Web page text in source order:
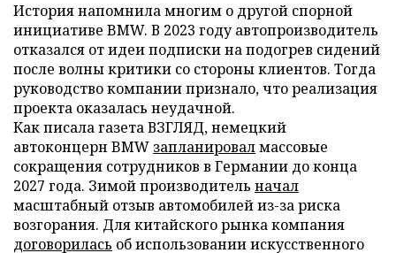
История напомнила многим о другой спорной
инициативе BMW. В 2023 году автопроизводитель
отказался от идеи подписки на подогрев сидений
после волны критики со стороны клиентов. Тогда
руководство компании признало, что реализация
проекта оказалась неудачной.
Как писала газета ВЗГЛЯД, немецкий
автоконцерн BMW запланировалмассовые
сокращения сотрудников в Германии до конца
2027 года. Зимой производитель начал
масштабный отзыв автомобилей из-за риска
возгорания. Для китайского рынка компания
договорилась об использовании искусственного